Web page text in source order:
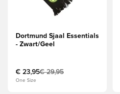
Dortmund Sjaal Essentials
- Zwart/Geel
€ 23,95€ 29,95
One Size